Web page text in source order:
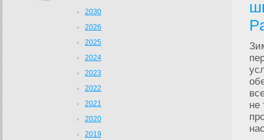
2030
2026
2025
2024
2023
2022
2021
2020
2019
не